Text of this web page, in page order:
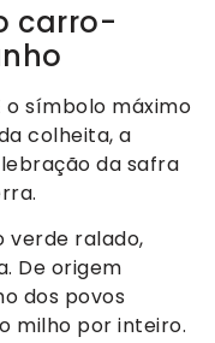
carro-
o símbolo máximo
colheita, a
da safra
verde ralado,
De origem
dos povos
milho por inteiro.